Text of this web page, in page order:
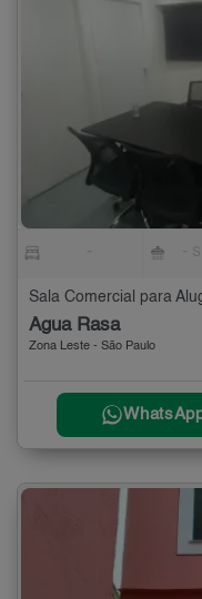
Sala Comercial para
Água Rasa
Zona Leste - São Paulo